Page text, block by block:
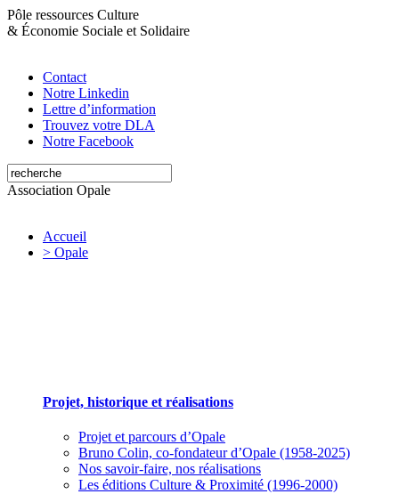
Pôle ressources Culture
& Économie Sociale et Solidaire
Contact
Notre Linkedin
Lettre d’information
Trouvez votre DLA
Notre Facebook
Association Opale
Accueil
> Opale
Projet, historique et réalisations
Projet et parcours d’Opale
Bruno Colin, co-fondateur d’Opale (1958-2025)
Nos savoir-faire, nos réalisations
Les éditions Culture & Proximité (1996-2000)